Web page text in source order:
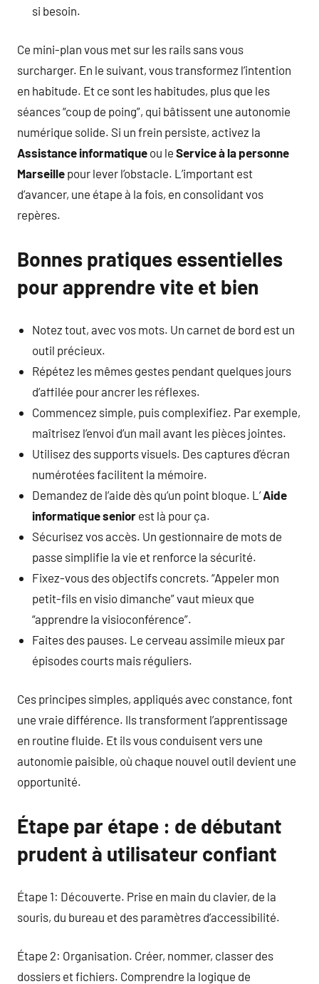
si besoin.
Ce mini-plan vous met sur les rails sans vous
surcharger. En le suivant, vous transformez l’intention
en habitude. Et ce sont les habitudes, plus que les
séances “coup de poing”, qui bâtissent une autonomie
numérique solide. Si un frein persiste, activez la
Assistance informatique ou le Service à la personne
Marseille pour lever l’obstacle. L’important est
d’avancer, une étape à la fois, en consolidant vos
repères.
Bonnes pratiques essentielles
pour apprendre vite et bien
Notez tout, avec vos mots. Un carnet de bord est un
outil précieux.
Répétez les mêmes gestes pendant quelques jours
d’affilée pour ancrer les réflexes.
Commencez simple, puis complexifiez. Par exemple,
maîtrisez l’envoi d’un mail avant les pièces jointes.
Utilisez des supports visuels. Des captures d’écran
numérotées facilitent la mémoire.
Demandez de l’aide dès qu’un point bloque. L’Aide
informatique senior est là pour ça.
Sécurisez vos accès. Un gestionnaire de mots de
passe simplifie la vie et renforce la sécurité.
Fixez-vous des objectifs concrets. “Appeler mon
petit-fils en visio dimanche” vaut mieux que
“apprendre la visioconférence”.
Faites des pauses. Le cerveau assimile mieux par
épisodes courts mais réguliers.
Ces principes simples, appliqués avec constance, font
une vraie différence. Ils transforment l’apprentissage
en routine fluide. Et ils vous conduisent vers une
autonomie paisible, où chaque nouvel outil devient une
opportunité.
Étape par étape : de débutant
prudent à utilisateur confiant
Étape 1: Découverte. Prise en main du clavier, de la
souris, du bureau et des paramètres d’accessibilité.
Étape 2: Organisation. Créer, nommer, classer des
dossiers et fichiers. Comprendre la logique de